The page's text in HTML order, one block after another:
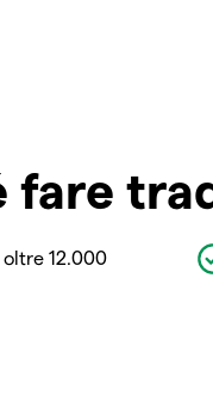
fare
oltre 12.000